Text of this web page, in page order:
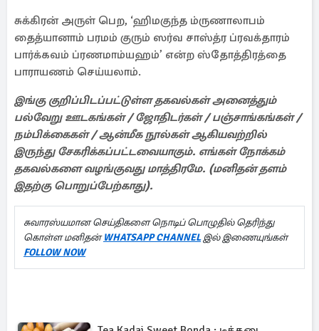
சுக்கிரன் அருள் பெற, ‘ஹிமகுந்த ம்ருணாலாபம்
தைத்யானாம் பரமம் குரும் ஸர்வ சாஸ்த்ர ப்ரவக்தாரம்
பார்க்கவம் ப்ரணமாம்யஹம்’ என்ற ஸ்தோத்திரத்தை
பாராயணம் செய்யலாம்.
இங்கு குறிப்பிடப்பட்டுள்ள தகவல்கள் அனைத்தும்
பல்வேறு ஊடகங்கள் / ஜோதிடர்கள் / பஞ்சாங்கங்கள் /
நம்பிக்கைகள் / ஆன்மீக நூல்கள் ஆகியவற்றில்
இருந்து சேகரிக்கப்பட்டவையாகும். எங்கள் நோக்கம்
தகவல்களை வழங்குவது மாத்திரமே. (மனிதன் தளம்
இதற்கு பொறுப்பேற்காது).
சுவாரஸ்யமான செய்திகளை நொடிப் பொழுதில் தெரிந்து
கொள்ள மனிதன்WHATSAPP CHANNELஇல் இணையுங்கள்
FOLLOW NOW